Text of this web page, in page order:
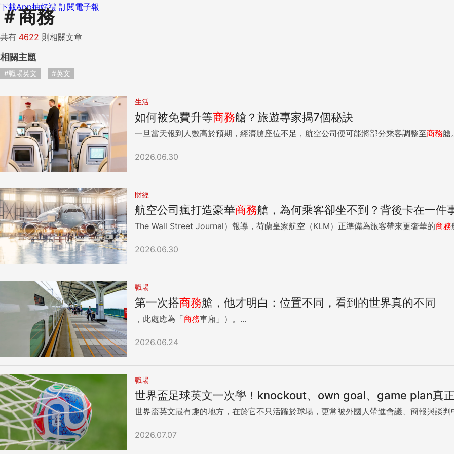
下載App抽好禮 訂閱電子報
＃商務
共有 4622 則相關文章
相關主題
#職場英文 #英文
生活
如何被免費升等商務艙？旅遊專家揭7個秘訣
一旦當天報到人數高於預期，經濟艙座位不足，航空公司便可能將部分乘客調整至商務艙
2026.06.30
財經
航空公司瘋打造豪華商務艙，為何乘客卻坐不到？背後卡在一件
The Wall Street Journal）報導，荷蘭皇家航空（KLM）正準備為旅客帶來更奢華的商務
2026.06.30
職場
第一次搭商務艙，他才明白：位置不同，看到的世界真的不同
，此處應為「商務車廂」）。...
2026.06.24
職場
世界盃足球英文一次學！knockout、own goal、game plan真
世界盃英文最有趣的地方，在於它不只活躍於球場，更常被外國人帶進會議、簡報與談
2026.07.07